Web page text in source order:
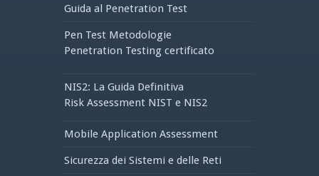
Guida al Penetration Test
Pen Test Metodologie
Penetration Testing certificato
NIS2: La Guida Definitiva
Risk Assessment NIST e NIS2
Mobile Application Assessment
Sicurezza dei Sistemi e delle Reti